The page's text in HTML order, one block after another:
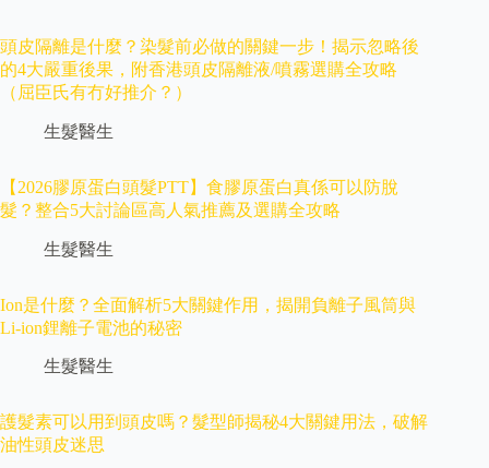
頭皮隔離是什麼？染髮前必做的關鍵一步！揭示忽略後
的4大嚴重後果，附香港頭皮隔離液/噴霧選購全攻略
（屈臣氏有冇好推介？）
生髮醫生
【2026膠原蛋白頭髮PTT】食膠原蛋白真係可以防脫
髮？整合5大討論區高人氣推薦及選購全攻略
生髮醫生
Ion是什麼？全面解析5大關鍵作用，揭開負離子風筒與
Li-ion鋰離子電池的秘密
生髮醫生
護髮素可以用到頭皮嗎？髮型師揭秘4大關鍵用法，破解
油性頭皮迷思